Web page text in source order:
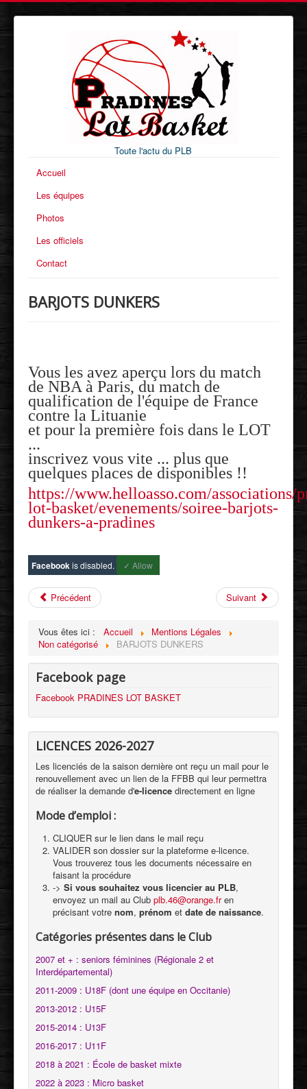
Toute l'actu du PLB
Accueil
Les équipes
Photos
Les officiels
Contact
BARJOTS DUNKERS
Vous les avez aperçu lors du match
de NBA à Paris, du match de
qualification de l'équipe de France
contre la Lituanie
et pour la première fois dans le LOT
...
inscrivez vous vite ... plus que
quelques places de disponibles !!
https://www.helloasso.com/associations/
lot-basket/evenements/soiree-barjots-
dunkers-a-pradines
Facebookis disabled. ✓ Allow
Précédent Suivant
Vous êtes ici : Accueil
Mentions Légales
Non catégorisé
BARJOTS DUNKERS
Facebook page
Facebook PRADINES LOT BASKET
LICENCES 2026-2027
Les licenciés de la saison dernière ont reçu un mail pour le
renouvellement avec un lien de la FFBB qui leur permettra
de réaliser la demande d'e-licence directement en ligne
Mode d’emploi :
CLIQUER sur le lien dans le mail reçu
VALIDER son dossier sur la plateforme e-licence.
Vous trouverez tous les documents nécessaire en
faisant la procédure
-> Si vous souhaitez vous licencier au PLB,
envoyez un mail au Club plb.46@orange.fr en
précisant votre nom, prénom et date de naissance.
Catégories présentes dans le Club
2007 et + : seniors féminines (Régionale 2 et
Interdépartemental)
2011-2009 : U18F (dont une équipe en Occitanie)
2013-2012 : U15F
2015-2014 : U13F
2016-2017 : U11F
2018 à 2021 : École de basket mixte
2022 à 2023 : Micro basket